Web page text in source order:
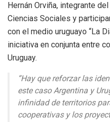
Hernán Orviña, integrante
Ciencias Sociales y
con el medio uruguayo “La
iniciativa en conjunta entre
Uruguay.
“Hay que reforzar las
este caso Argentina y
infinidad de territorios
cooperativas y los